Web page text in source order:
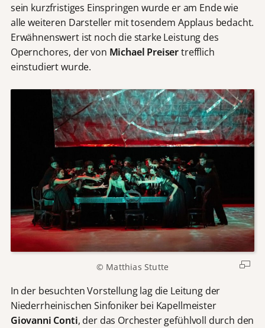
sein kurzfristiges Einspringen wurde er am Ende wie
alle weiteren Darsteller mit tosendem Applaus bedacht.
Erwähnenswert ist noch die starke Leistung des
Opernchores, der von Michael Preisertrefflich
einstudiert wurde.
© Matthias Stutte
In der besuchten Vorstellung lag die Leitung der
Niederrheinischen Sinfoniker bei Kapellmeister
Giovanni Conti, der das Orchester gefühlvoll durch den